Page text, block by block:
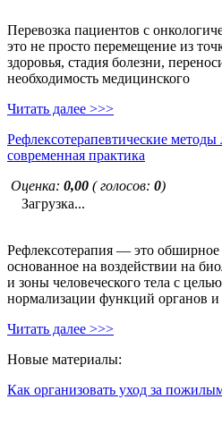
Перевозка пациентов с
это не просто перемещение из
здоровья, стадия болезни,
необходимость медицинского
Читать далее >>>
Рефлексотерапевтические
современная практика
Оценка: 0,00 ( голосов: 0)
Загрузка...
Рефлексотерапия — это
основанное на воздействии на
и зоны человеческого тела с
нормализации функций органов и
Читать далее >>>
Новые материалы:
Как организовать уход за